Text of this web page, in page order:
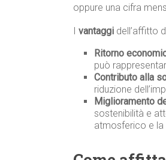
oppure una cifra
vantaggi dell’affitto
Ritorno
può
Contributo alla
riduzione
Miglioramento
sostenibilità e
atmosferico e la